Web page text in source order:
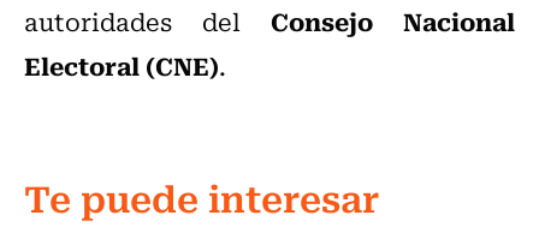
autoridades del Consejo Nacional
Electoral (CNE).
Te puede interesar